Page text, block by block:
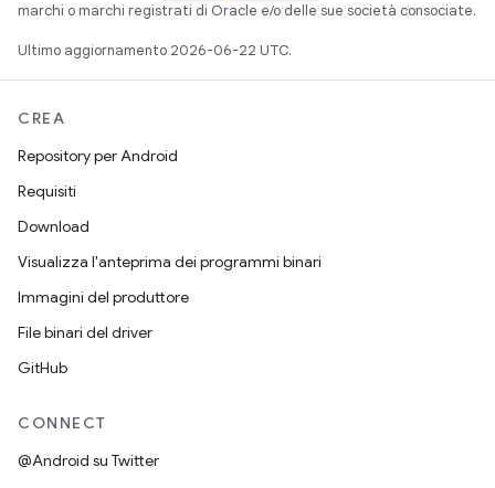
marchi o marchi registrati di Oracle e/o delle sue società consociate.
Ultimo aggiornamento 2026-06-22 UTC.
CREA
Repository per Android
Requisiti
Download
Visualizza l'anteprima dei programmi binari
Immagini del produttore
File binari del driver
GitHub
CONNECT
@Android su Twitter